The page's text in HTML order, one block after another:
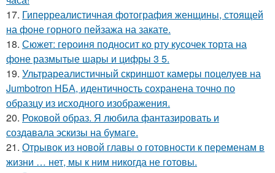
17. Гиперреалистичная фотография женщины, стоящей
на фоне горного пейзажа на закате.
18. Сюжет: героиня подносит ко рту кусочек торта на
фоне размытые шары и цифры 3 5.
19. Ультрареалистичный скриншот камеры поцелуев на
Jumbotron НБА, идентичность сохранена точно по
образцу из исходного изображения.
20. Роковой образ. Я любила фантазировать и
создавала эскизы на бумаге.
21. Отрывок из новой главы о готовности к переменам в
жизни … нет, мы к ним никогда не готовы.